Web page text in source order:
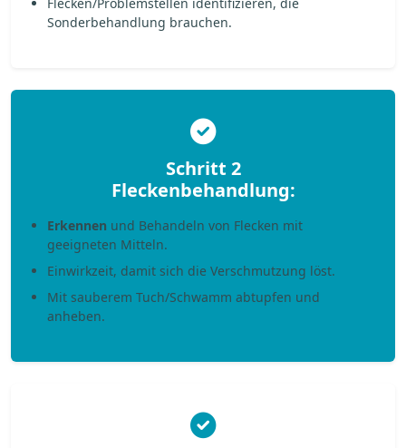
Sonderbehandlung brauchen.
Schritt 2
Fleckenbehandlung:
Erkennen und Behandeln von Flecken mit
geeigneten Mitteln.
Einwirkzeit, damit sich die Verschmutzung löst.
Mit sauberem Tuch/Schwamm abtupfen und
anheben.